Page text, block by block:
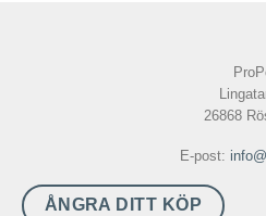
26868
E-post:
ÅNGRA DITT KÖP